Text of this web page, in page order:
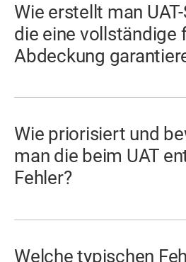
Wie erstellt man
die eine vollständige
Abdeckung
Wie priorisiert und
man die beim UAT
Fehler?
Welche typischen